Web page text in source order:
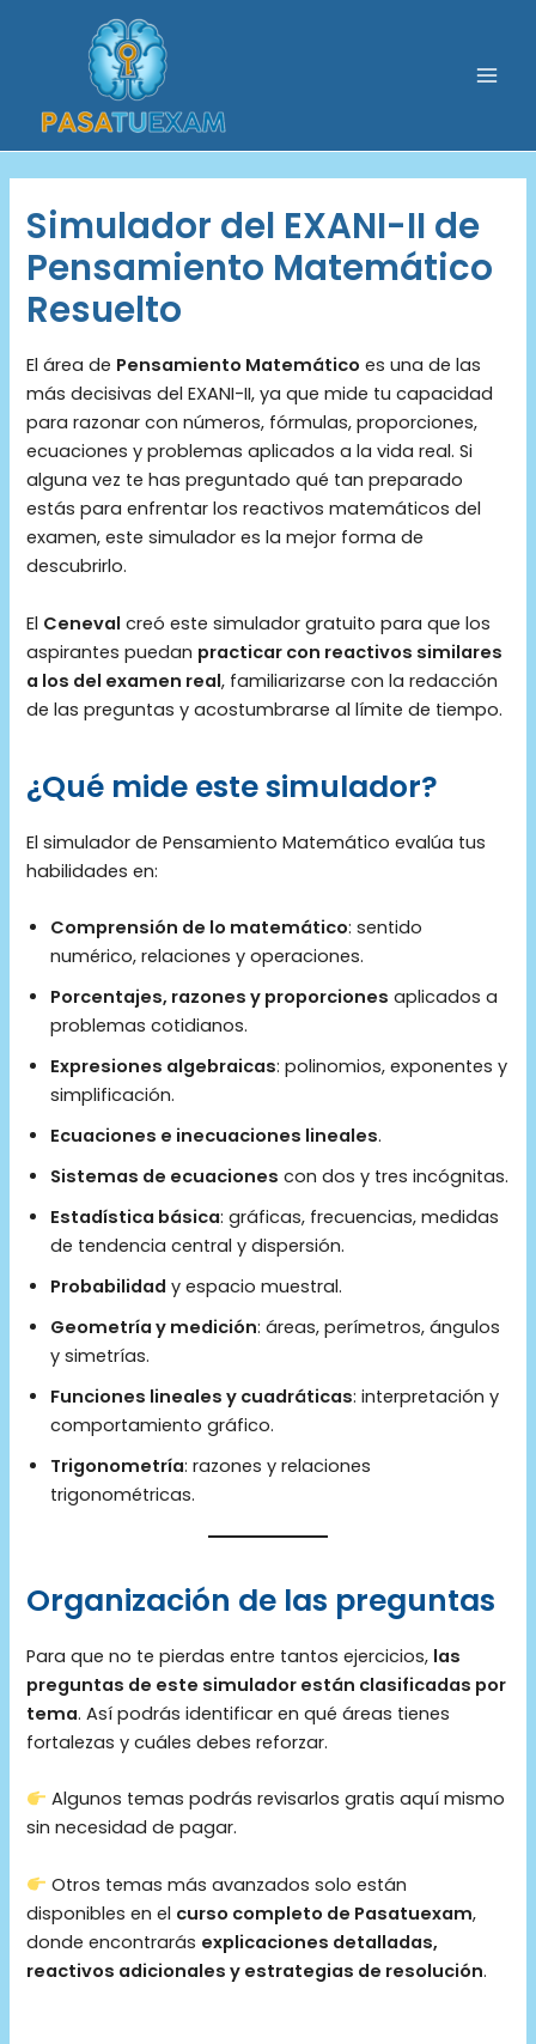
Simulador del EXANI-II de
Pensamiento Matemático
Resuelto
El área de Pensamiento Matemático es una de las
más decisivas del EXANI-II, ya que mide tu capacidad
para razonar con números, fórmulas, proporciones,
ecuaciones y problemas aplicados a la vida real. Si
alguna vez te has preguntado qué tan preparado
estás para enfrentar los reactivos matemáticos del
examen, este simulador es la mejor forma de
descubrirlo.
El Ceneval creó este simulador gratuito para que los
aspirantes puedan practicar con reactivos similares
a los del examen real, familiarizarse con la redacción
de las preguntas y acostumbrarse al límite de tiempo.
¿Qué mide este simulador?
El simulador de Pensamiento Matemático evalúa tus
habilidades en:
Comprensión de lo matemático: sentido
numérico, relaciones y operaciones.
Porcentajes, razones y proporciones aplicados a
problemas cotidianos.
Expresiones algebraicas: polinomios, exponentes y
simplificación.
Ecuaciones e inecuaciones lineales.
Sistemas de ecuaciones con dos y tres incógnitas.
Estadística básica: gráficas, frecuencias, medidas
de tendencia central y dispersión.
Probabilidad y espacio muestral.
Geometría y medición: áreas, perímetros, ángulos
y simetrías.
Funciones lineales y cuadráticas: interpretación y
comportamiento gráfico.
Trigonometría: razones y relaciones
trigonométricas.
Organización de las preguntas
Para que no te pierdas entre tantos ejercicios, las
preguntas de este simulador están clasificadas por
tema. Así podrás identificar en qué áreas tienes
fortalezas y cuáles debes reforzar.
Algunos temas podrás revisarlos gratis aquí mismo
sin necesidad de pagar.
Otros temas más avanzados solo están
disponibles en el curso completo de Pasatuexam,
donde encontrarás explicaciones detalladas,
reactivos adicionales y estrategias de resolución.